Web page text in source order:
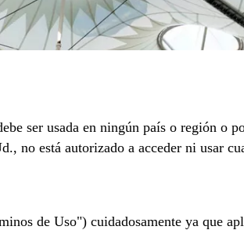
ser usada en ningún país o región o
no está autorizado a acceder ni usar
de Uso") cuidadosamente ya que